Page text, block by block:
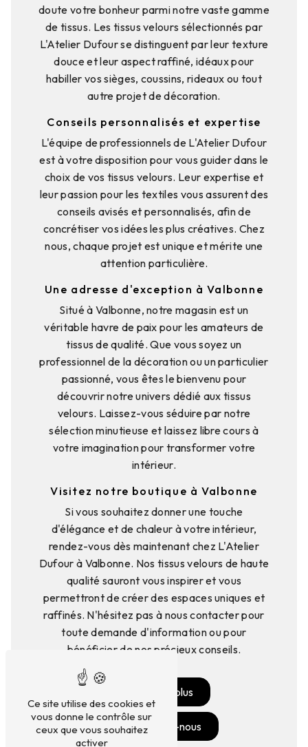
doute votre bonheur parmi notre vaste gamme
de tissus. Les tissus velours sélectionnés par
L'Atelier Dufour se distinguent par leur texture
douce et leur aspect raffiné, idéaux pour
habiller vos sièges, coussins, rideaux ou tout
autre projet de décoration.
Conseils personnalisés et expertise
L'équipe de professionnels de L'Atelier Dufour
est à votre disposition pour vous guider dans le
choix de vos tissus velours. Leur expertise et
leur passion pour les textiles vous assurent des
conseils avisés et personnalisés, afin de
concrétiser vos idées les plus créatives. Chez
nous, chaque projet est unique et mérite une
attention particulière.
Une adresse d'exception à Valbonne
Situé à Valbonne, notre magasin est un
véritable havre de paix pour les amateurs de
tissus de qualité. Que vous soyez un
professionnel de la décoration ou un particulier
passionné, vous êtes le bienvenu pour
découvrir notre univers dédié aux tissus
velours. Laissez-vous séduire par notre
sélection minutieuse et laissez libre cours à
votre imagination pour transformer votre
intérieur.
Visitez notre boutique à Valbonne
Si vous souhaitez donner une touche
d'élégance et de chaleur à votre intérieur,
rendez-vous dès maintenant chez L'Atelier
Dufour à Valbonne. Nos tissus velours de haute
qualité sauront vous inspirer et vous
permettront de créer des espaces uniques et
raffinés. N'hésitez pas à nous contacter pour
toute demande d'information ou pour
bénéficier de nos précieux conseils.
En savoir plus
Contactez-nous
Ce site utilise des cookies et
vous donne le contrôle sur
ceux que vous souhaitez
activer